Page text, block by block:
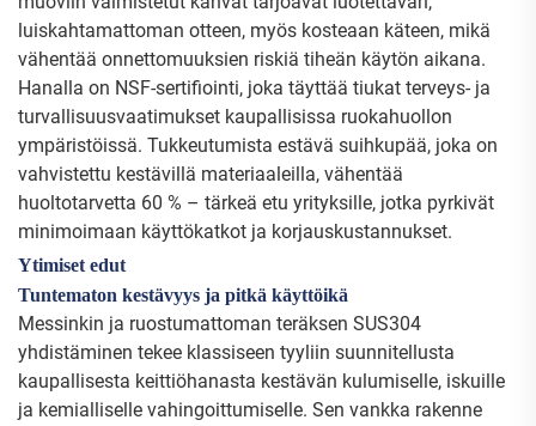
luiskahtamattoman otteen, myös kosteaan käteen, mikä
vähentää onnettomuuksien riskiä tiheän käytön aikana.
Hanalla on NSF-sertifiointi, joka täyttää tiukat terveys- ja
turvallisuusvaatimukset kaupallisissa ruokahuollon
ympäristöissä. Tukkeutumista estävä suihkupää, joka on
vahvistettu kestävillä materiaaleilla, vähentää
huoltotarvetta 60 % – tärkeä etu yrityksille, jotka pyrkivät
minimoimaan käyttökatkot ja korjauskustannukset.
Ytimiset edut
Tuntematon kestävyys ja pitkä käyttöikä
Messinkin ja ruostumattoman teräksen SUS304
yhdistäminen tekee klassiseen tyyliin suunnitellusta
kaupallisesta keittiöhanasta kestävän kulumiselle, iskuille
ja kemialliselle vahingoittumiselle. Sen vankka rakenne